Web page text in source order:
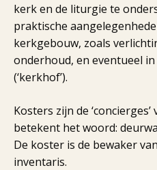
kerk en de liturgie te
praktische
kerkgebouw, zoals
onderhoud, en eventueel
(‘kerkhof’).
Kosters zijn de
betekent het woord:
De koster is de bewaker
inventaris.